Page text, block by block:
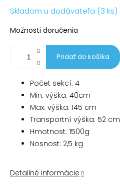
Jednotková
cena:
Skladom u dodávateľa (3 ks)
Možnosti doručenia
Pridať do košíka
Počet sekcí: 4
Min. výška: 40cm
Max. výška: 145 cm
Transportní výška: 52 cm
Hmotnost: 1500g
Nosnost: 2,5 kg
Detailné informácie